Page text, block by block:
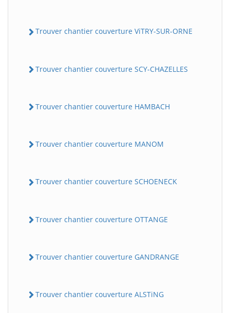
Trouver chantier couverture ViTRY-SUR-ORNE
Trouver chantier couverture SCY-CHAZELLES
Trouver chantier couverture HAMBACH
Trouver chantier couverture MANOM
Trouver chantier couverture SCHOENECK
Trouver chantier couverture OTTANGE
Trouver chantier couverture GANDRANGE
Trouver chantier couverture ALSTiNG